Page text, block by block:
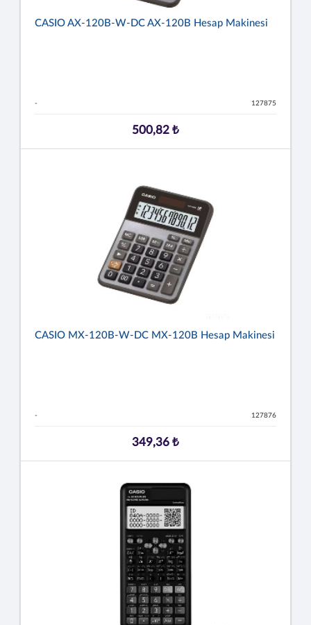
CASIO AX-120B-W-DC AX-120B Hesap Makinesi
- 127875
500,82 ₺
CASIO MX-120B-W-DC MX-120B Hesap Makinesi
- 127876
349,36 ₺